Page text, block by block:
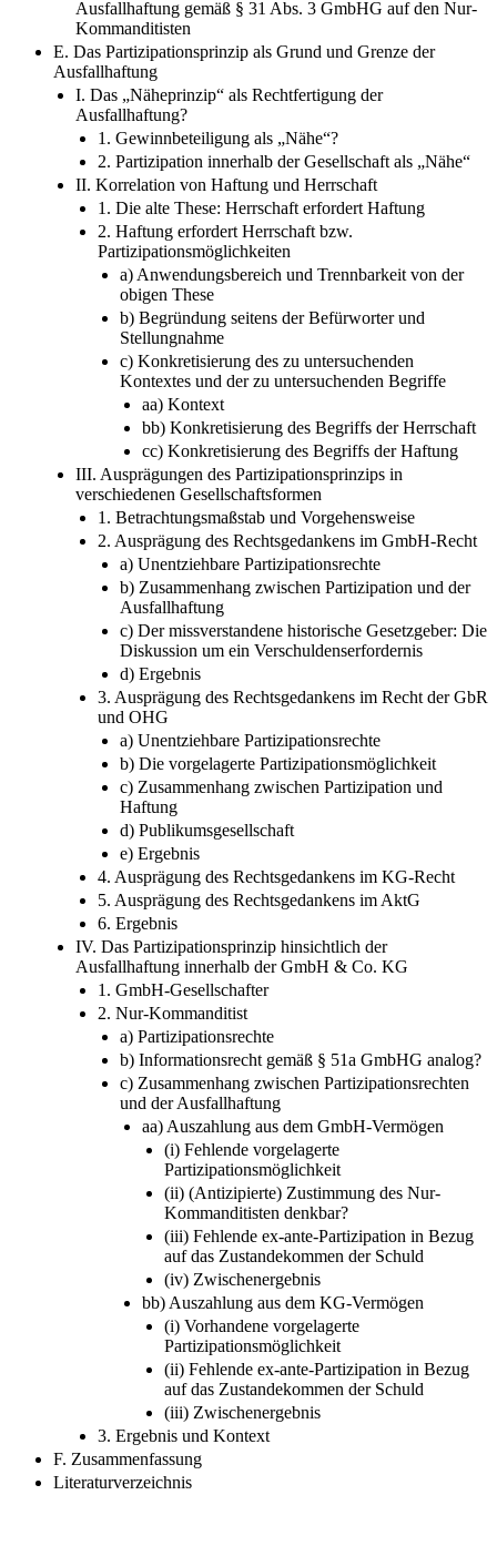
Ausfallhaftung gemäß § 31 Abs. 3 GmbHG auf den Nur-​
Kommanditisten
E. Das Partizipationsprinzip als Grund und Grenze der
Ausfallhaftung
I. Das „Näheprinzip“ als Rechtfertigung der
Ausfallhaftung?
1. Gewinnbeteiligung als „Nähe“?
2. Partizipation innerhalb der Gesellschaft als „Nähe“
II. Korrelation von Haftung und Herrschaft
1. Die alte These: Herrschaft erfordert Haftung
2. Haftung erfordert Herrschaft bzw.
Partizipationsmöglichkeiten
a) Anwendungsbereich und Trennbarkeit von der
obigen These
b) Begründung seitens der Befürworter und
Stellungnahme
c) Konkretisierung des zu untersuchenden
Kontextes und der zu untersuchenden Begriffe
aa) Kontext
bb) Konkretisierung des Begriffs der Herrschaft
cc) Konkretisierung des Begriffs der Haftung
III. Ausprägungen des Partizipationsprinzips in
verschiedenen Gesellschaftsformen
1. Betrachtungsmaßstab und Vorgehensweise
2. Ausprägung des Rechtsgedankens im GmbH-​Recht
a) Unentziehbare Partizipationsrechte
b) Zusammenhang zwischen Partizipation und der
Ausfallhaftung
c) Der missverstandene historische Gesetzgeber: Die
Diskussion um ein Verschuldenserfordernis
d) Ergebnis
3. Ausprägung des Rechtsgedankens im Recht der GbR
und OHG
a) Unentziehbare Partizipationsrechte
b) Die vorgelagerte Partizipationsmöglichkeit
c) Zusammenhang zwischen Partizipation und
Haftung
d) Publikumsgesellschaft
e) Ergebnis
4. Ausprägung des Rechtsgedankens im KG-​Recht
5. Ausprägung des Rechtsgedankens im AktG
6. Ergebnis
IV. Das Partizipationsprinzip hinsichtlich der
Ausfallhaftung innerhalb der GmbH & Co. KG
1. GmbH-​Gesellschafter
2. Nur-​Kommanditist
a) Partizipationsrechte
b) Informationsrecht gemäß § 51a GmbHG analog?
c) Zusammenhang zwischen Partizipationsrechten
und der Ausfallhaftung
aa) Auszahlung aus dem GmbH-​Vermögen
(i) Fehlende vorgelagerte
Partizipationsmöglichkeit
(ii) (Antizipierte) Zustimmung des Nur-​
Kommanditisten denkbar?
(iii) Fehlende ex-​ante-​Partizipation in Bezug
auf das Zustandekommen der Schuld
(iv) Zwischenergebnis
bb) Auszahlung aus dem KG-​Vermögen
(i) Vorhandene vorgelagerte
Partizipationsmöglichkeit
(ii) Fehlende ex-​ante- ​Partizipation in Bezug
auf das Zustandekommen der Schuld
(iii) Zwischenergebnis
3. Ergebnis und Kontext
F. Zusammenfassung
Literaturverzeichnis